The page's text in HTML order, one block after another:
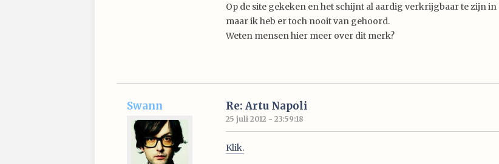
Op de site gekeken en het schijnt al aardig verkrijgbaar te zijn
maar ik heb er toch nooit van gehoord.
Weten mensen hier meer over dit merk?
Swann Re: Artu Napoli
25 juli 2012 - 23:59:18
Klik.